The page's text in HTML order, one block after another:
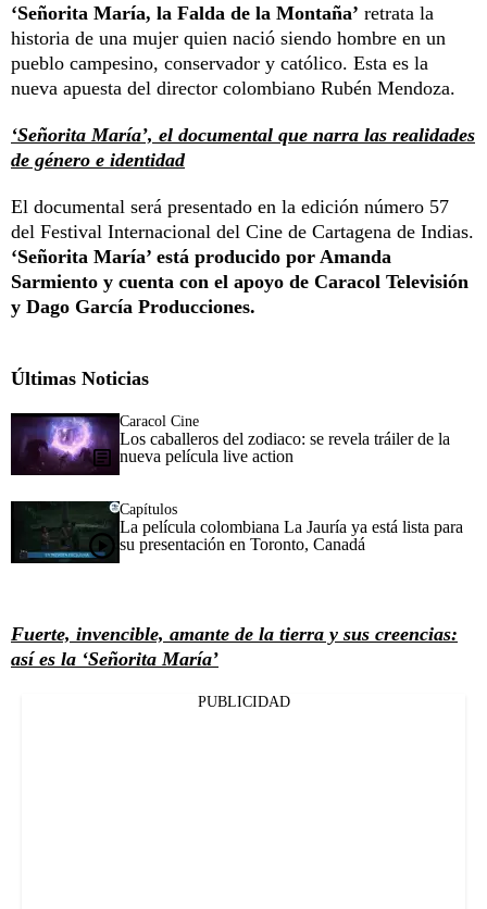
‘Señorita María, la Falda de la Montaña’ retrata la
historia de una mujer quien nació siendo hombre en un
pueblo campesino, conservador y católico. Esta es la
nueva apuesta del director colombiano Rubén Mendoza.
‘Señorita María’, el documental que narra las realidades
de género e identidad
El documental será presentado en la edición número 57
del Festival Internacional del Cine de Cartagena de Indias.
‘Señorita María’ está producido por Amanda
Sarmiento y cuenta con el apoyo de Caracol Televisión
y Dago García Producciones.
Últimas Noticias
Caracol Cine
Los caballeros del zodiaco: se revela tráiler de la
nueva película live action
Capítulos
La película colombiana La Jauría ya está lista para
su presentación en Toronto, Canadá
Fuerte, invencible, amante de la tierra y sus creencias:
así es la ‘Señorita María’
PUBLICIDAD